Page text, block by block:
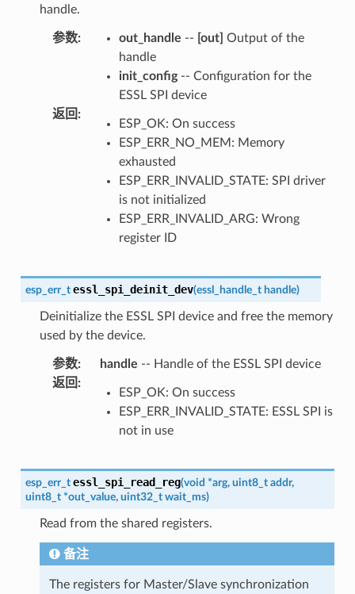
handle.
参数: out_handle -- [out] Output of the
handle
init_config-- Configuration for the
ESSL SPI device
返回 :
ESP_OK: On success
ESP_ERR_NO_MEM: Memory
exhausted
ESP_ERR_INVALID_STATE: SPI driver
is not initialized
ESP_ERR_INVALID_ARG: Wrong
register ID
esp_err_t essl_spi_deinit_dev(essl_handle_t handle)
Deinitialize the ESSL SPI device and free the memory
used by the device.
参数: handle -- Handle of the ESSL SPI device
返回 :
ESP_OK: On success
ESP_ERR_INVALID_STATE: ESSL SPI is
not in use
esp_err_t essl_spi_read_reg(void *arg, uint8_t addr,
uint8_t *out_value, uint32_t wait_ms)
Read from the shared registers.
备注
The registers for Master/Slave synchronization